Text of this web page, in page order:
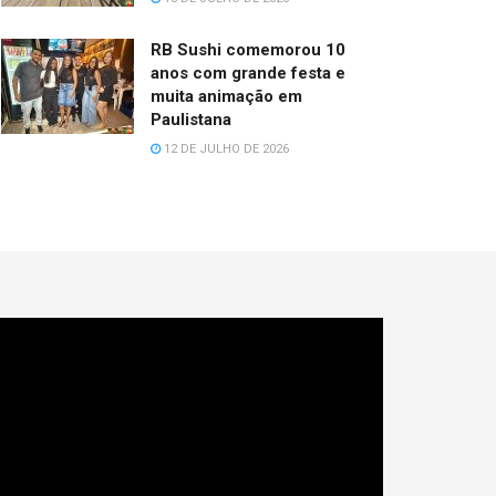
RB Sushi comemorou 10
anos com grande festa e
muita animação em
Paulistana
12 DE JULHO DE 2026